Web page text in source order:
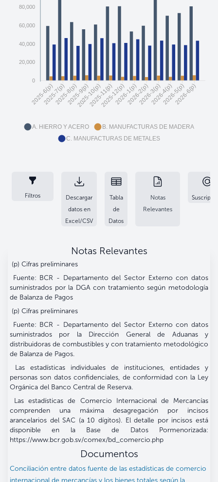
2025-6(p)2025-7(p)2025-8(p)2025-9(p)
2025-10(p)2025-11(p)
2025-12(p)2026-1(p)2026-2(p)2026-3(p)2026-4(p)2026-5(p)2026-6(p)
80,000
60,000
40,000
20,000
0
A. HIERRO Y ACERO
B. MANUFACTURAS DE MADERA
C. MANUFACTURAS DE METALES
Filtros
Descargar
datos en
Excel/CSV
Tabla
de
Datos
Notas
Relevantes
Notas Relevantes
(p) Cifras preliminares
Fuente: BCR - Departamento del Sector Externo con datos
suministrados por la DGA con tratamiento según metodología
de Balanza de Pagos
(p) Cifras preliminares
Fuente: BCR - Departamento del Sector Externo con datos
suministrados por la Dirección General de Aduanas y
distribuidoras de combustibles y con tratamiento metodológico
de Balanza de Pagos.
Las estadísticas individuales de instituciones, entidades y
personas son datos confidenciales, de conformidad con la Ley
Orgánica del Banco Central de Reserva.
Las estadísticas de Comercio Internacional de Mercancías
comprenden una máxima desagregación por incisos
arancelarios del SAC (a 10 dígitos). El detalle por incisos está
disponible en la Base de Datos Pormenorizada:
https://www.bcr.gob.sv/comex/bd_comercio.php
Documentos
Conciliación entre datos fuente de las estadísticas de comercio
internacional de mercancías y los bienes totales según la